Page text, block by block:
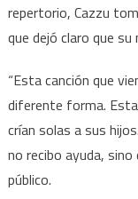
repertorio, Cazzu
que dejó claro que
“Esta canción que
diferente forma.
crían solas a sus
no recibo ayuda, sino
público.